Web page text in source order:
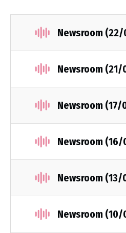
Newsroom
Newsroom (21/
Newsroom (17/
Newsroom (16/
Newsroom (13/
Newsroom (10/